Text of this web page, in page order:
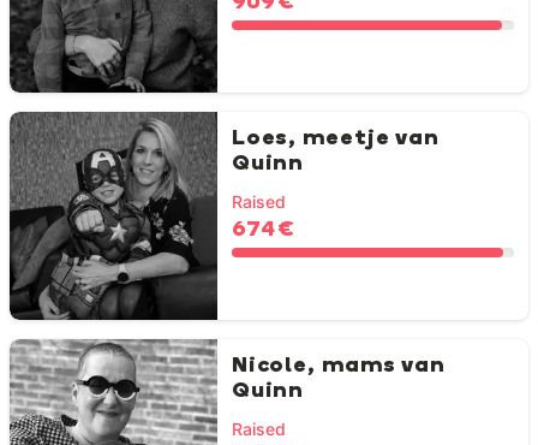
Loes, meetje van
Quinn
Raised
674 €
Nicole, mams van
Quinn
Raised